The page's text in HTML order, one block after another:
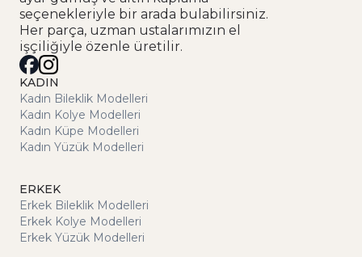
seçenekleriyle bir arada bulabilirsiniz.
Her parça, uzman ustalarımızın el
işçiliğiyle özenle üretilir.
KADIN
Kadın Bileklik Modelleri
Kadın Kolye Modelleri
Kadın Küpe Modelleri
Kadın Yüzük Modelleri
ERKEK
Erkek Bileklik Modelleri
Erkek Kolye Modelleri
Erkek Yüzük Modelleri